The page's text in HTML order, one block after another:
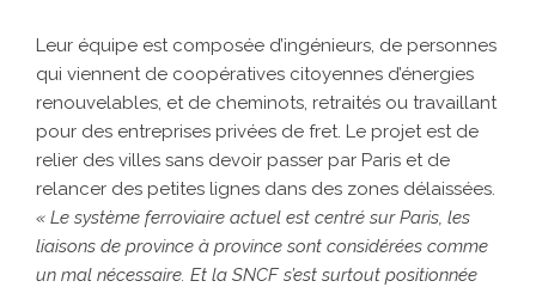
Leur équipe est composée d’ingénieurs, de personnes
qui viennent de coopératives citoyennes d’énergies
renouvelables, et de cheminots, retraités ou travaillant
pour des entreprises privées de fret. Le projet est de
relier des villes sans devoir passer par Paris et de
relancer des petites lignes dans des zones délaissées.
« Le système ferroviaire actuel est centré sur Paris, les
liaisons de province à province sont considérées comme
un mal nécessaire. Et la SNCF s’est surtout positionnée